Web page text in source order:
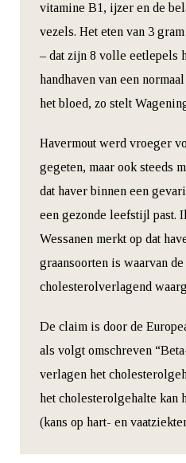
vitamine B1, ijzer en de
vezels. Het eten van 3
– dat zijn 8 volle eetlepels
handhaven van een
het bloed, zo stelt
Havermout werd vroeger
gegeten, maar ook steeds
dat haver binnen een
een gezonde leefstijl past.
Wessanen merkt op dat
graansoorten is waarvan
cholesterolverlagend
De claim is door de
als volgt omschreven
verlagen het
het cholesterolgehalte kan
(kans op hart- en